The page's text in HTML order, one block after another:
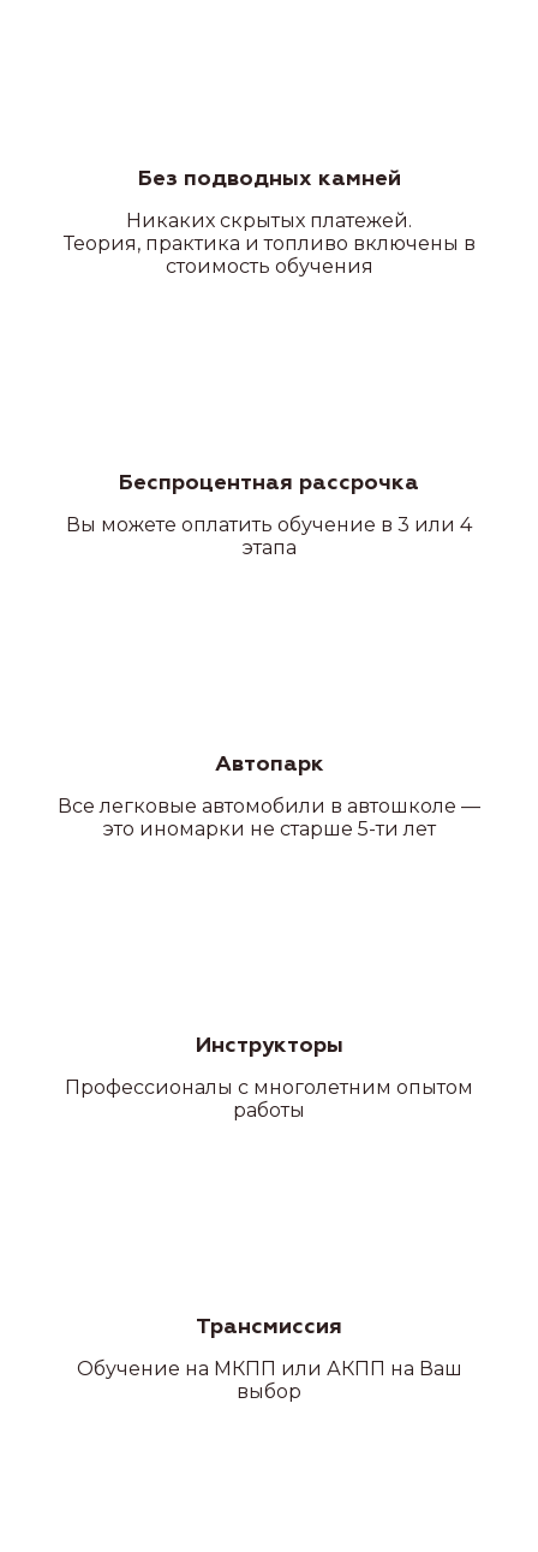
Без подводных камней
Никаких скрытых платежей.
Теория, практика и топливо включены в
стоимость обучения
Беспроцентная рассрочка
Вы можете оплатить обучение в 3 или 4
этапа
Автопарк
Все легковые автомобили в автошколе —
это иномарки не старше 5-ти лет
Инструкторы
Профессионалы с многолетним опытом
работы
Трансмиссия
Обучение на МКПП или АКПП на Ваш
выбор